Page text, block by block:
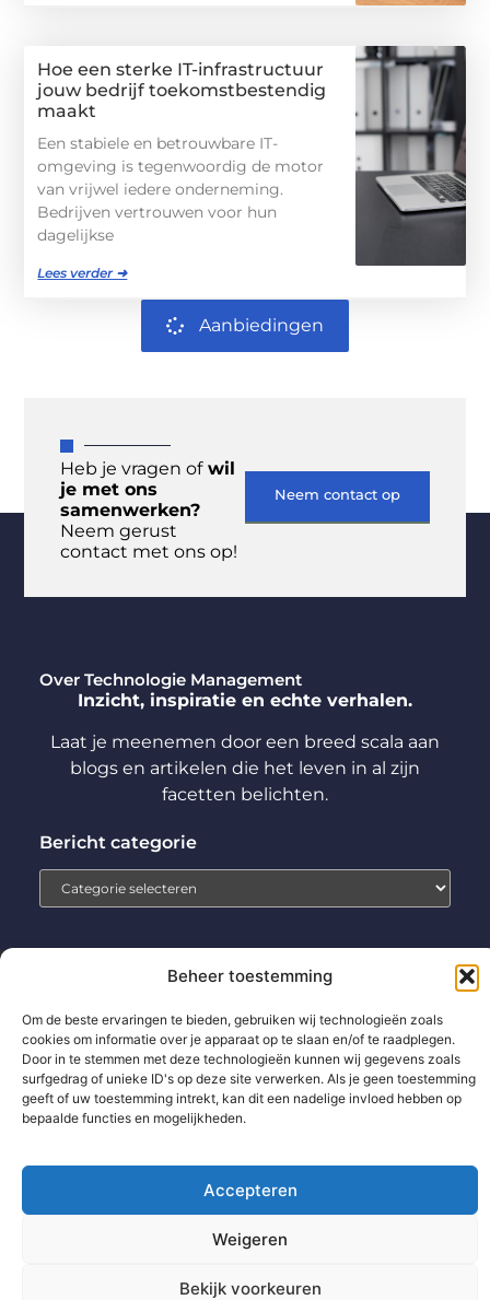
Beheer toestemming
Om de beste ervaringen te bieden, gebruiken wij technologieën zoals
cookies om informatie over je apparaat op te slaan en/of te raadplegen.
Door in te stemmen met deze technologieën kunnen wij gegevens zoals
surfgedrag of unieke ID's op deze site verwerken. Als je geen toestemming
geeft of uw toestemming intrekt, kan dit een nadelige invloed hebben op
bepaalde functies en mogelijkheden.
Accepteren
Weigeren
Bekijk voorkeuren
Hoe een sterke IT-infrastructuur
jouw bedrijf toekomstbestendig
maakt
Een stabiele en betrouwbare IT-
omgeving is tegenwoordig de motor
van vrijwel iedere onderneming.
Bedrijven vertrouwen voor hun
dagelijkse
Lees verder ➜
Aanbiedingen
Heb je vragen ofwil
je met ons
samenwerken?
Neem gerust
contact met ons op!
Neem contact op
Over Technologie Management
Inzicht, inspiratie en echte verhalen.
Laat je meenemen door een breed scala aan
blogs en artikelen die het leven in al zijn
facetten belichten.
Bericht categorie
Aanmelden Beroemdheden
Cookiebeleid (EU) Ons team Over ons Partners
Website index Uit De Media
Backlinks kopen: wat jij moet weten voor betere SEO-resultaten
Extra geld verdienen: zo pak jij het slim en succesvol aan
All Rights Reserved © 2025
www.technologie-management.nl.